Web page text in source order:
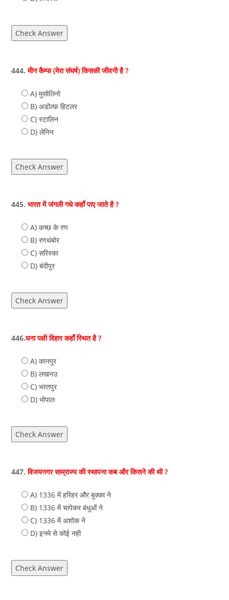
Check Answer
444.मीन कैम्फ (मेरा संघर्ष) किसकी जीवनी है ?
A) मुसोलिनो
B) अडोल्फ़ हिटलर
C) स्‍टालिन
D) लेनिन
Check Answer
445.भारत में जंगली गधे कहाँ पाए जाते है ?
A) कच्छ के रण
B) रणथंबोर
C) सरिस्‍का
D) बंदीपुर
Check Answer
446.घना पक्षी विहार कहाँ स्थित है ?
A) कानपुर
B) लखनउ
C) भरतपुर
D) भोपाल
Check Answer
447. विजयनगर साम्राज्य की स्थापना कब और किसने की थी ?
A) 1336 में हरिहर और बुक्का ने
B) 1336 में चापेकर बंधुओं ने
C) 1336 में अशोक ने
D) इनमे से कोई नही
Check Answer